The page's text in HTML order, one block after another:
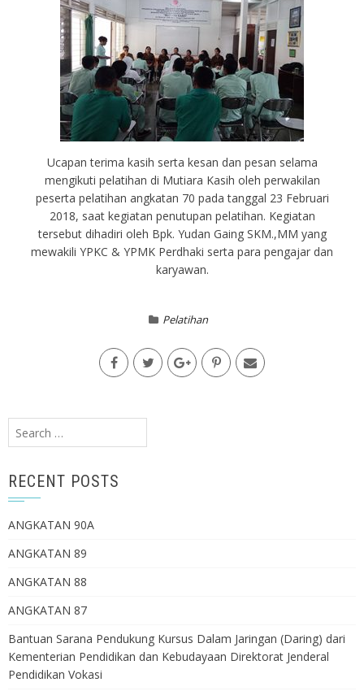
Ucapan terima kasih serta kesan dan pesan selama
mengikuti pelatihan di Mutiara Kasih oleh perwakilan
peserta pelatihan angkatan 70 pada tanggal 23 Februari
2018, saat kegiatan penutupan pelatihan. Kegiatan
tersebut dihadiri oleh Bpk. Yudan Gaing SKM.,MM yang
mewakili YPKC & YPMK Perdhaki serta para pengajar dan
karyawan.
Pelatihan
Search
for:
RECENT POSTS
ANGKATAN 90A
ANGKATAN 89
ANGKATAN 88
ANGKATAN 87
Bantuan Sarana Pendukung Kursus Dalam Jaringan (Daring) dari
Kementerian Pendidikan dan Kebudayaan Direktorat Jenderal
Pendidikan Vokasi